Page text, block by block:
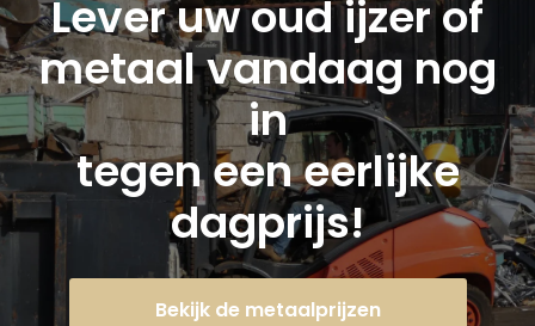
Lever uw oud ijzer of
metaal vandaag nog
in
tegen een eerlijke
dagprijs!
Bekijk de metaalprijzen